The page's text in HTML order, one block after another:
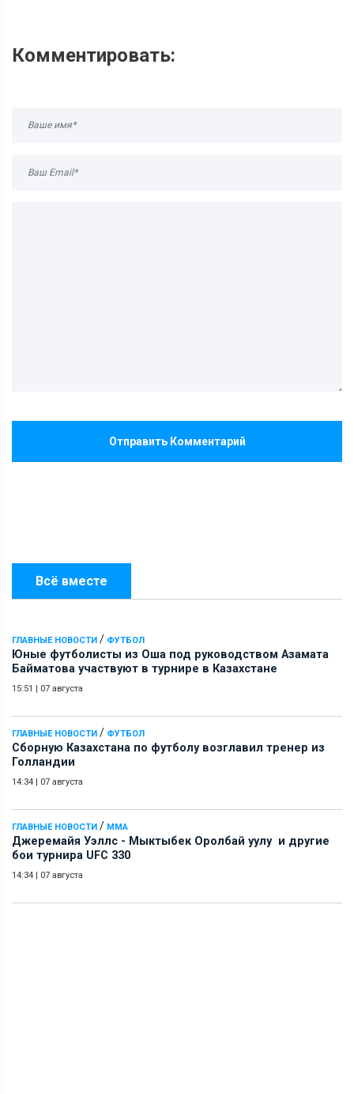
Всё вместе
ГЛАВНЫЕ НОВОСТИ / ФУТБОЛ
Юные футболисты из Оша под руководством Азамата
Байматова участвуют в турнире в Казахстане
15:51 | 07 августа
ГЛАВНЫЕ НОВОСТИ / ФУТБОЛ
Сборную Казахстана по футболу возглавил тренер из
Голландии
14:34 | 07 августа
ГЛАВНЫЕ НОВОСТИ / ММА
Джеремайя Уэллс - Мыктыбек Оролбай уулу и другие
бои турнира UFC 330
14:34 | 07 августа
Комментировать:
Отправить Комментарий